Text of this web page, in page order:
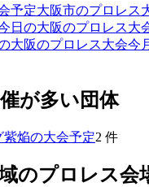
予定大阪市のプロレス
日の大阪のプロレス大
大阪のプロレス大会今
が多い団体
紫焔の大会予定2 件
のプロレス会